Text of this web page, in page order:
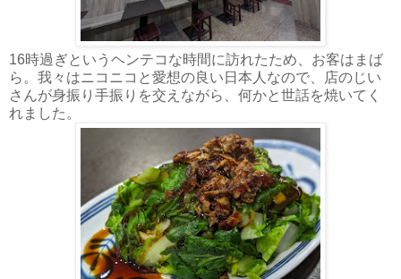
16時過ぎというヘンテコな時間に訪れたため、お客はまば
ら。我々はニコニコと愛想の良い日本人なので、店のじい
さんが身振り手振りを交えながら、何かと世話を焼いてく
れました。